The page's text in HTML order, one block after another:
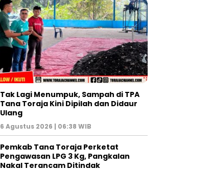
Tak Lagi Menumpuk, Sampah di TPA
Tana Toraja Kini Dipilah dan Didaur
Ulang
6 Agustus 2026 | 06:38 WIB
Pemkab Tana Toraja Perketat
Pengawasan LPG 3 Kg, Pangkalan
Nakal Terancam Ditindak